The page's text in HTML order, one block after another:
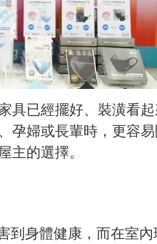
具已經擺好、裝潢看
孕婦或長輩時，更容
的選擇。
身體健康，而在室